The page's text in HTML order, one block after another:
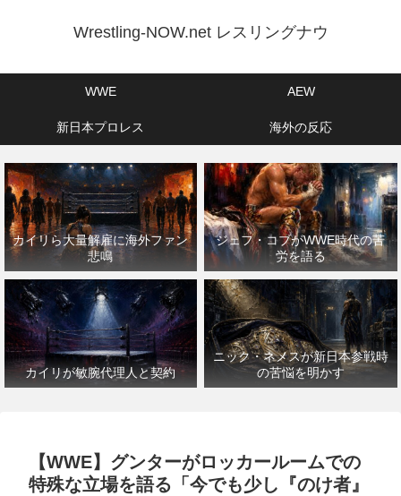
Wrestling-NOW.net レスリングナウ
WWE AEW
新日本プロレス 海外の反応
カイリら大量解雇に海外ファン
悲鳴
ジェフ・コブがWWE時代の苦
労を語る
カイリが敏腕代理人と契約
ニック・ネメスが新日本参戦時
の苦悩を明かす
【WWE】グンターがロッカールームでの
特殊な立場を語る「今でも少し『のけ者』